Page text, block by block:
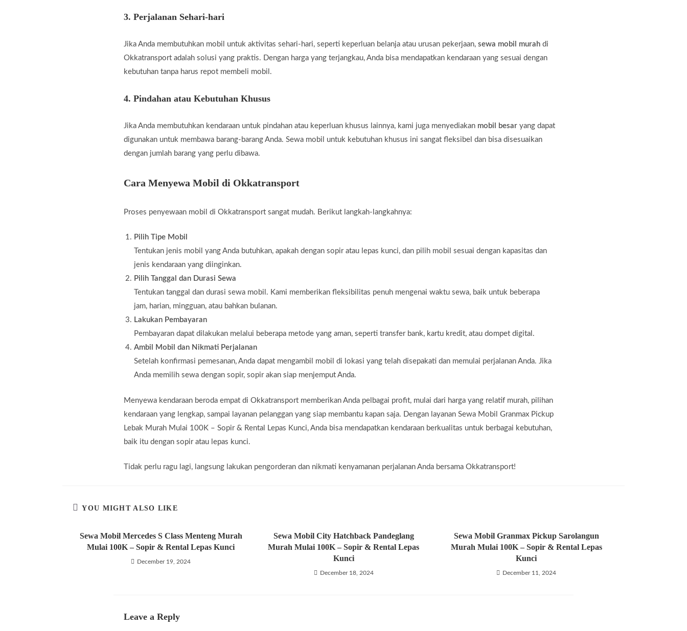
3. Perjalanan Sehari-hari
Jika Anda membutuhkan mobil untuk aktivitas sehari-hari, seperti keperluan belanja atau urusan pekerjaan, sewa mobil murah di
Okkatransport adalah solusi yang praktis. Dengan harga yang terjangkau, Anda bisa mendapatkan kendaraan yang sesuai dengan
kebutuhan tanpa harus repot membeli mobil.
4. Pindahan atau Kebutuhan Khusus
Jika Anda membutuhkan kendaraan untuk pindahan atau keperluan khusus lainnya, kami juga menyediakan mobil besar yang dapat
digunakan untuk membawa barang-barang Anda. Sewa mobil untuk kebutuhan khusus ini sangat fleksibel dan bisa disesuaikan
dengan jumlah barang yang perlu dibawa.
Cara Menyewa Mobil di Okkatransport
Proses penyewaan mobil di Okkatransport sangat mudah. Berikut langkah-langkahnya:
Pilih Tipe Mobil
Tentukan jenis mobil yang Anda butuhkan, apakah dengan sopir atau lepas kunci, dan pilih mobil sesuai dengan kapasitas dan
jenis kendaraan yang diinginkan.
Pilih Tanggal dan Durasi Sewa
Tentukan tanggal dan durasi sewa mobil. Kami memberikan fleksibilitas penuh mengenai waktu sewa, baik untuk beberapa
jam, harian, mingguan, atau bahkan bulanan.
Lakukan Pembayaran
Pembayaran dapat dilakukan melalui beberapa metode yang aman, seperti transfer bank, kartu kredit, atau dompet digital.
Ambil Mobil dan Nikmati Perjalanan
Setelah konfirmasi pemesanan, Anda dapat mengambil mobil di lokasi yang telah disepakati dan memulai perjalanan Anda. Jika
Anda memilih sewa dengan sopir, sopir akan siap menjemput Anda.
Menyewa kendaraan beroda empat di Okkatransport memberikan Anda pelbagai profit, mulai dari harga yang relatif murah, pilihan
kendaraan yang lengkap, sampai layanan pelanggan yang siap membantu kapan saja. Dengan layanan Sewa Mobil Granmax Pickup
Lebak Murah Mulai 100K – Sopir & Rental Lepas Kunci, Anda bisa mendapatkan kendaraan berkualitas untuk berbagai kebutuhan,
baik itu dengan sopir atau lepas kunci.
Tidak perlu ragu lagi, langsung lakukan pengorderan dan nikmati kenyamanan perjalanan Anda bersama Okkatransport!
YOU MIGHT ALSO LIKE
Sewa Mobil Mercedes S Class Menteng Murah
Mulai 100K – Sopir & Rental Lepas Kunci
December 19, 2024
Sewa Mobil City Hatchback Pandeglang
Murah Mulai 100K – Sopir & Rental Lepas
Kunci
December 18, 2024
Sewa Mobil Granmax Pickup Sarolangun
Murah Mulai 100K – Sopir & Rental Lepas
Kunci
December 11, 2024
Leave a Reply